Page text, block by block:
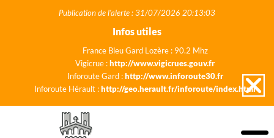
Publication de l'alerte : 31/07/2026 20:13:03
Infos utiles
France Bleu Gard Lozère : 90.2 Mhz
Vigicrue :http://www.vigicrues.gouv.fr
Inforoute Gard :http://www.inforoute30.fr
Inforoute Hérault :http://geo.herault.fr/inforoute/index.html